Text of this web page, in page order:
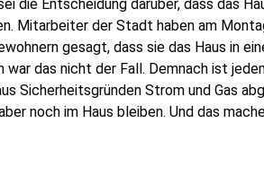
die Entscheidung darüber, dass das
Mitarbeiter der Stadt haben am
gesagt, dass sie das Haus in
war das nicht der Fall. Demnach ist
Sicherheitsgründen Strom und Gas
noch im Haus bleiben. Und das